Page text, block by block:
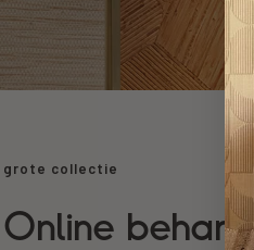
grote collectie
Online